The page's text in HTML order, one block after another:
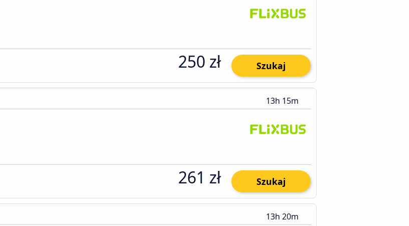
250 zł Szukaj
13h 15m
261 zł Szukaj
13h 20m